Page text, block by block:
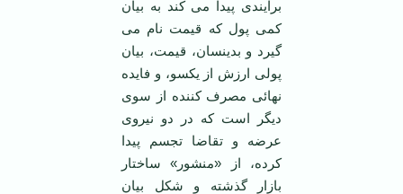
برآیندی پیدا می کند به بیان
کمی پول که قیمت نام می
گیرد و بدینسان، قیمت، بیان
پولی ارزش از یکسو، و فایده
نهائی مصرف کننده از سوی
دیگر است که در دو نیروی
عرضه و تقاضا تجسم پیدا
کرده، از «منشور» ساختار
بازار گذشته و شکل بیان